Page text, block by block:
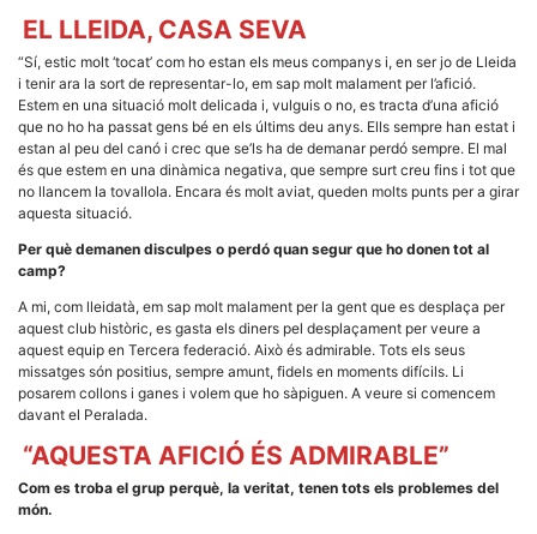
EL LLEIDA, CASA SEVA
“Sí, estic molt ‘tocat’ com ho estan els meus companys i, en ser jo de Lleida
i tenir ara la sort de representar-lo, em sap molt malament per l’afició.
Estem en una situació molt delicada i, vulguis o no, es tracta d’una afició
que no ho ha passat gens bé en els últims deu anys. Ells sempre han estat i
estan al peu del canó i crec que se’ls ha de demanar perdó sempre. El mal
és que estem en una dinàmica negativa, que sempre surt creu fins i tot que
no llancem la tovallola. Encara és molt aviat, queden molts punts per a girar
aquesta situació.
Per què demanen disculpes o perdó quan segur que ho donen tot al
camp?
A mi, com lleidatà, em sap molt malament per la gent que es desplaça per
aquest club històric, es gasta els diners pel desplaçament per veure a
aquest equip en Tercera federació. Això és admirable. Tots els seus
missatges són positius, sempre amunt, fidels en moments difícils. Li
posarem collons i ganes i volem que ho sàpiguen. A veure si comencem
davant el Peralada.
“AQUESTA AFICIÓ ÉS ADMIRABLE”
Com es troba el grup perquè, la veritat, tenen tots els problemes del
món.
i la seva
estructura.
Experiència
d'usuari
Alguns
nostre lloc web
dispositiu que
permeten que el
lloc funcioni tan
bé com sigui
possible. Si
rebutja
algunes
funcionalitats
desapareixeran